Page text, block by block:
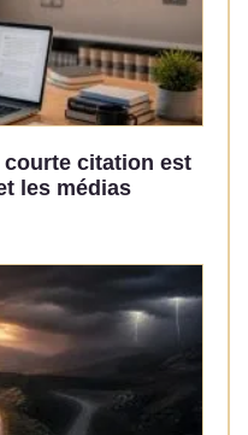
courte citation est
les médias